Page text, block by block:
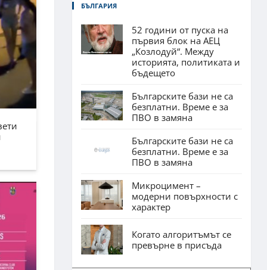
БЪЛГАРИЯ
52 години от пуска на
първия блок на АЕЦ
„Козлодуй“. Между
историята, политиката и
бъдещето
Българските бази не са
безплатни. Време е за
ПВО в замяна
Българските бази не са
безплатни. Време е за
ПВО в замяна
Микроцимент –
модерни повърхности с
характер
Когато алгоритъмът се
превърне в присъда